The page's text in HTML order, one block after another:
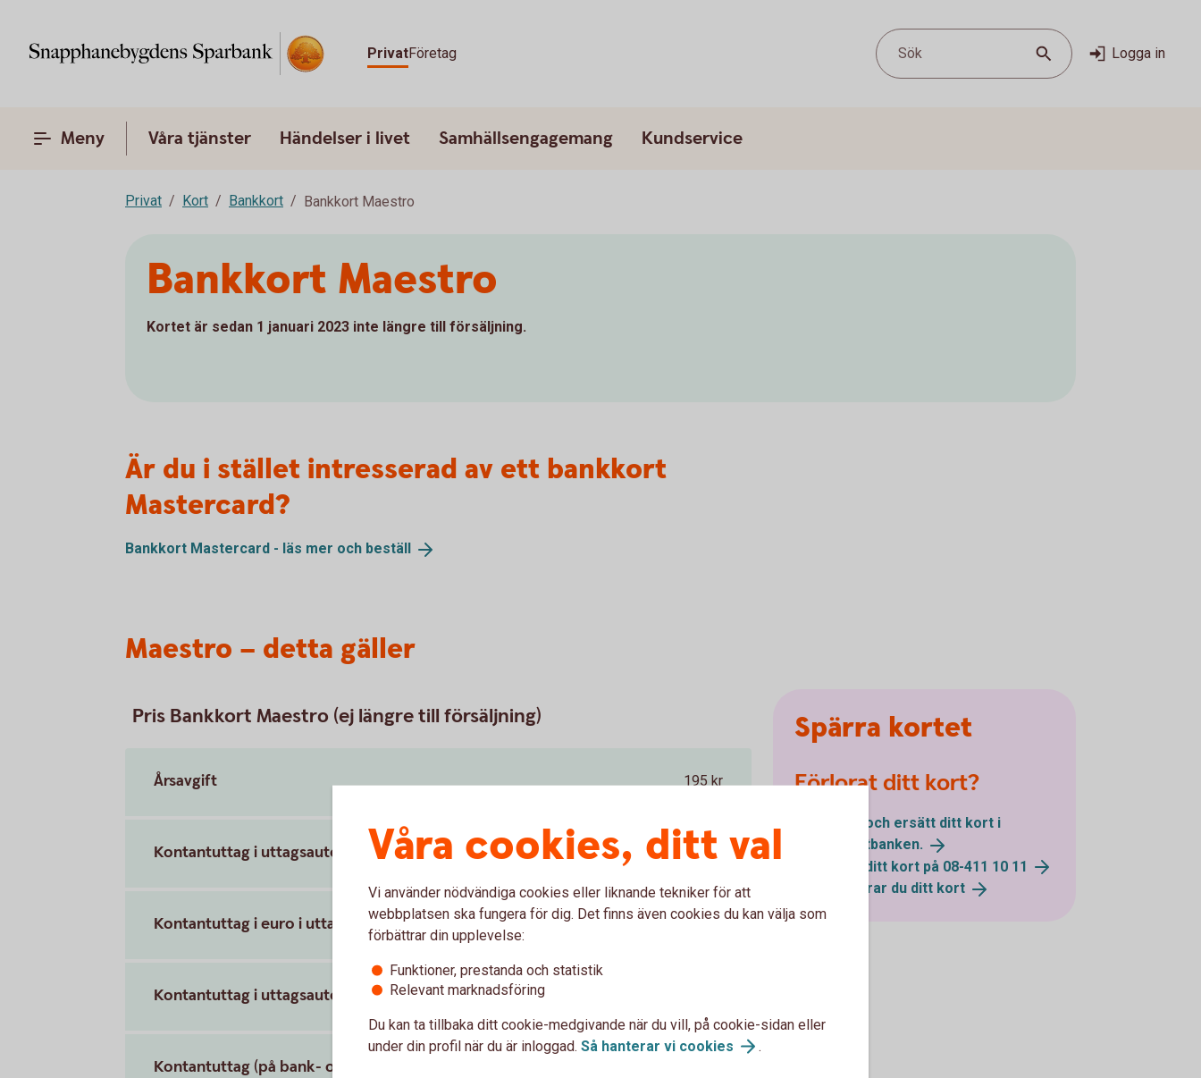
PrivatFöretag Sök Logga in
Meny Våra tjänster Händelser i livet Samhällsengagemang Kundservice
Privat Kort Bankkort Bankkort Maestro
Bankkort Maestro
Kortet är sedan 1 januari 2023 inte längre till försäljning.
Är du i stället intresserad av ett bankkort
Mastercard?
Bankkort Mastercard - läs mer och beställ
Maestro – detta gäller
Pris Bankkort Maestro (ej längre till försäljning)
Årsavgift 195 kr
Kontantuttag i uttagsautomat inom Sverige 0 kr
Kontantuttag i euro i uttagsautomat inom EU 0 kr
Kontantuttag i uttagsautomat utanför EU
Kontantuttag (på bank- och växlingskontor där uttag med kort är möjligt)
Spärra kortet
Förlorat ditt kort?
Spärra och ersätt ditt kort i
internetbanken.
Spärra ditt kort på 08-411 10 11
Så spärrar du ditt kort
Våra cookies, ditt val
Vi använder nödvändiga cookies eller liknande tekniker för att
webbplatsen ska fungera för dig. Det finns även cookies du kan välja som
förbättrar din upplevelse:
Funktioner, prestanda och statistik
Relevant marknadsföring
Du kan ta tillbaka ditt cookie-medgivande när du vill, på cookie-sidan eller
under din profil när du är inloggad. Så hanterar vi cookies .